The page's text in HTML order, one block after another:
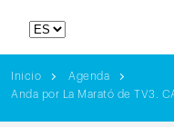
Inicio
Agenda
Anda por La Marató de TV3.